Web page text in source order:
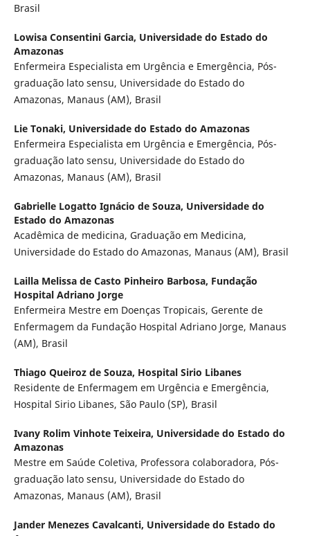
Brasil
Lowisa Consentini Garcia, Universidade do Estado do
Amazonas
Enfermeira Especialista em Urgência e Emergência, Pós-
graduação lato sensu, Universidade do Estado do
Amazonas, Manaus (AM), Brasil
Lie Tonaki, Universidade do Estado do Amazonas
Enfermeira Especialista em Urgência e Emergência, Pós-
graduação lato sensu, Universidade do Estado do
Amazonas, Manaus (AM), Brasil
Gabrielle Logatto Ignácio de Souza, Universidade do
Estado do Amazonas
Acadêmica de medicina, Graduação em Medicina,
Universidade do Estado do Amazonas, Manaus (AM), Brasil
Lailla Melissa de Casto Pinheiro Barbosa, Fundação
Hospital Adriano Jorge
Enfermeira Mestre em Doenças Tropicais, Gerente de
Enfermagem da Fundação Hospital Adriano Jorge, Manaus
(AM), Brasil
Thiago Queiroz de Souza, Hospital Sirio Libanes
Residente de Enfermagem em Urgência e Emergência,
Hospital Sirio Libanes, São Paulo (SP), Brasil
Ivany Rolim Vinhote Teixeira, Universidade do Estado do
Amazonas
Mestre em Saúde Coletiva, Professora colaboradora, Pós-
graduação lato sensu, Universidade do Estado do
Amazonas, Manaus (AM), Brasil
Jander Menezes Cavalcanti, Universidade do Estado do